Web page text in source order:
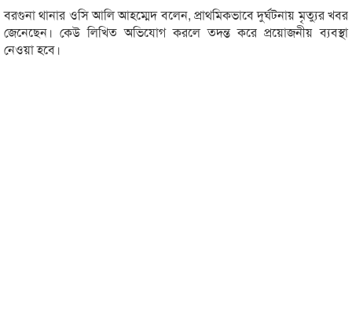
বরগুনা থানার ওসি আলি আহম্মেদ বলেন, প্রাথমিকভাবে দুর্ঘটনায় মৃত্যুর খবর
জেনেছেন। কেউ লিখিত অভিযোগ করলে তদন্ত করে প্রয়োজনীয় ব্যবস্থা
নেওয়া হবে।